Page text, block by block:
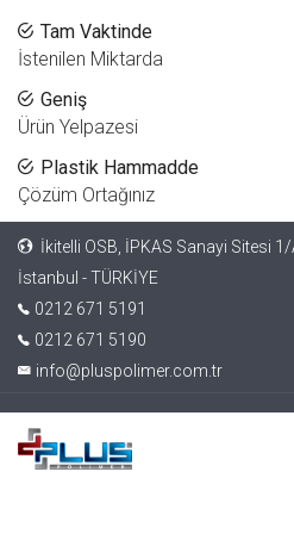
Tam Vaktinde
İstenilen Miktarda
Geniş
Ürün Yelpazesi
Plastik Hammadde
Çözüm Ortağınız
İkitelli OSB, İPKAS Sanayi Sitesi
İstanbul - TÜRKİYE
0212 671 5191
0212 671 5190
info@pluspolimer.com.tr